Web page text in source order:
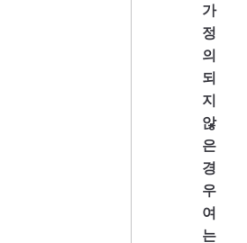
가
정
의
되
지
않
은
경
우
여
는